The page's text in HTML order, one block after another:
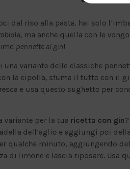
dal riso alla pasta, hai solo
, ma anche quella con le
pennette al gin!
una variante delle classiche
la cipolla, sfuma il tutto con il
e usa questo sughetto per
variante per la tua ricetta con gin
dell’aglio e aggiungi poi
qualche minuto, aggiungendo
di limone e lascia riposare. Usa